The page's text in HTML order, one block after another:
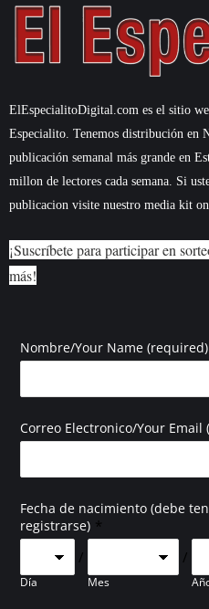
ElEspecialitoDigital.com es el sitio
Especialito. Tenemos distribución en
publicación semanal más grande en
millon de lectores cada semana. Si
publicacion visite nuestro media kit
¡Suscríbete para participar en
más!
Nombre/Your Name (required)
Correo Electronico/Your Email
Fecha de nacimiento (debe
registrarse) *
Día
/
Mes
/